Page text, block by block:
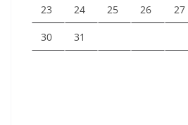
23 24 25 26 27
30 31